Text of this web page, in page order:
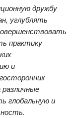
дружбу
углублять
практику
и
глобальную и